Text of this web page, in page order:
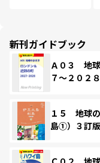
新刊ガイドブック
Ａ０３ 地
７～２０２８
１５ 地球
島①）３訂版